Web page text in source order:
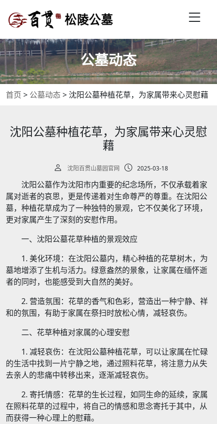
公墓动态
首页 > 公墓动态> 沈阳公墓种植花草，为家属带来心灵慰藉
沈阳公墓种植花草，为家属带来心灵慰
藉
沈阳百贯山墓园官网 2025-03-18
沈阳公墓作为沈阳市内重要的纪念场所，不仅承载着家
属对逝者的哀思，更是传递着对生命尊严的尊重。在沈阳公
墓，种植花草成为了一种独特的景观，它不仅美化了环境，
更对家属产生了深刻的安慰作用。
一、沈阳公墓花草种植的景观效应
1. 美化环境：在沈阳公墓内，精心种植的花草树木，为
墓地增添了生机与活力。绿意盎然的景象，让家属在缅怀逝
者的同时，也能感受到大自然的美好。
2. 营造氛围：花草的香气和色彩，营造出一种宁静、祥
和的氛围，有助于家属在祭扫时放松心情，减轻哀伤。
二、花草种植对家属的心理安慰
1. 减轻哀伤：在沈阳公墓种植花草，可以让家属在忙碌
的生活中找到一片宁静之地，通过照料花草，将注意力从失
去亲人的悲痛中转移出来，逐渐减轻哀伤。
2. 寄托情感：花草的生长过程，如同生命的延续，家属
在照料花草的过程中，将自己的情感和思念寄托于其中，从
而获得一种心理上的慰藉。